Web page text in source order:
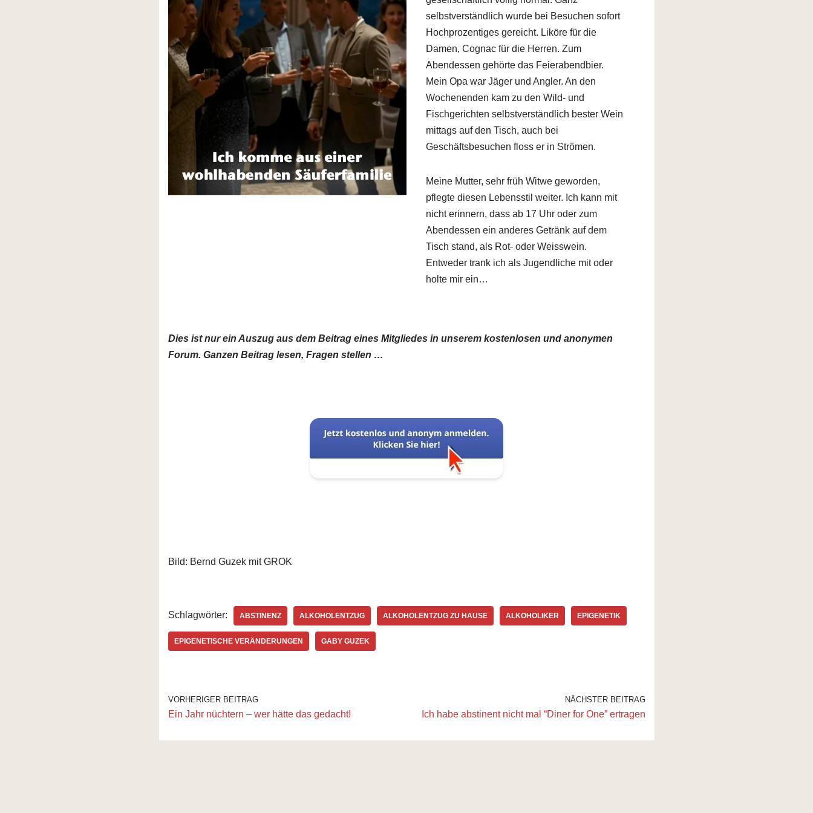
selbstverständlich wurde bei Besuchen sofort
Hochprozentiges gereicht. Liköre für die
Damen, Cognac für die Herren. Zum
Abendessen gehörte das Feierabendbier.
Mein Opa war Jäger und Angler. An den
Wochenenden kam zu den Wild- und
Fischgerichten selbstverständlich bester Wein
mittags auf den Tisch, auch bei
Geschäftsbesuchen floss er in Strömen.
Meine Mutter, sehr früh Witwe geworden,
pflegte diesen Lebensstil weiter. Ich kann mit
nicht erinnern, dass ab 17 Uhr oder zum
Abendessen ein anderes Getränk auf dem
Tisch stand, als Rot- oder Weisswein.
Entweder trank ich als Jugendliche mit oder
holte mir ein…
Dies ist nur ein Auszug aus dem Beitrag eines Mitgliedes in unserem kostenlosen und anonymen
Forum. Ganzen Beitrag lesen, Fragen stellen …
Bild: Bernd Guzek mit GROK
Schlagwörter: ABSTINENZ ALKOHOLENTZUG ALKOHOLENTZUG ZU HAUSE ALKOHOLIKER EPIGENETIK
EPIGENETISCHE VERÄNDERUNGEN GABY GUZEK
VORHERIGER BEITRAG
Ein Jahr nüchtern – wer hätte das gedacht!
NÄCHSTER BEITRAG
Ich habe abstinent nicht mal “Diner for One” ertragen